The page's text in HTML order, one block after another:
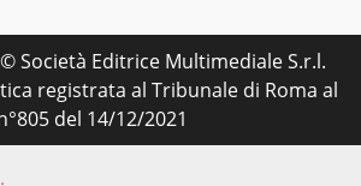
Società Editrice Multimediale S.r.l.
registrata al Tribunale di Roma al
del 14/12/2021